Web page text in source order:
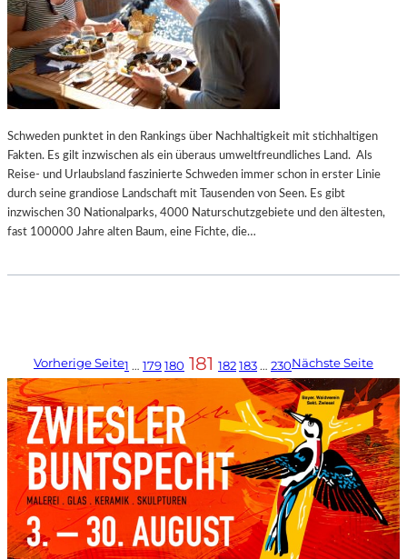
Schweden punktet in den Rankings über Nachhaltigkeit mit stichhaltigen
Fakten. Es gilt inzwischen als ein überaus umweltfreundliches Land. Als
Reise- und Urlaubsland faszinierte Schweden immer schon in erster Linie
durch seine grandiose Landschaft mit Tausenden von Seen. Es gibt
inzwischen 30 Nationalparks, 4000 Naturschutzgebiete und den ältesten,
fast 100000 Jahre alten Baum, eine Fichte, die…
Vorherige Seite1 … 179180 181 182183 … 230Nächste Seite